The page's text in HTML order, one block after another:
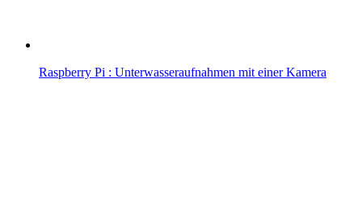
Raspberry Pi : Unterwasseraufnahmen mit einer Kamera